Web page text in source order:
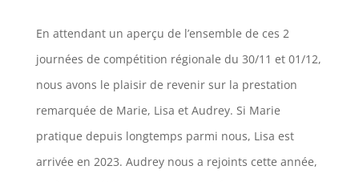
En attendant un aperçu de l’ensemble de ces 2
journées de compétition régionale du 30/11 et 01/12,
nous avons le plaisir de revenir sur la prestation
remarquée de Marie, Lisa et Audrey. Si Marie
pratique depuis longtemps parmi nous, Lisa est
arrivée en 2023. Audrey nous a rejoints cette année,